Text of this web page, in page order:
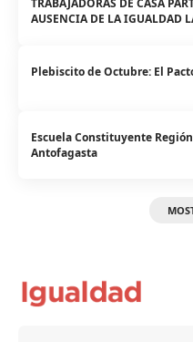
TRABAJADORAS DE CASA
AUSENCIA DE LA IGUALDAD
Plebiscito de Octubre: El
Escuela Constituyente
Antofagasta